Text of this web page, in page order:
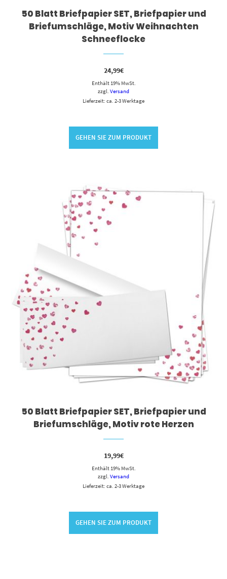
50 Blatt Briefpapier SET, Briefpapier und
Briefumschläge, Motiv Weihnachten
Schneeflocke
24,99€
Enthält 19% MwSt.
zzgl. Versand
Lieferzeit: ca. 2-3 Werktage
GEHEN SIE ZUM PRODUKT
50 Blatt Briefpapier SET, Briefpapier und
Briefumschläge, Motiv rote Herzen
19,99€
Enthält 19% MwSt.
zzgl. Versand
Lieferzeit: ca. 2-3 Werktage
GEHEN SIE ZUM PRODUKT